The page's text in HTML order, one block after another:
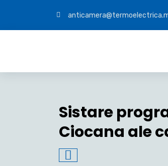
Sistare
Ciocana ale